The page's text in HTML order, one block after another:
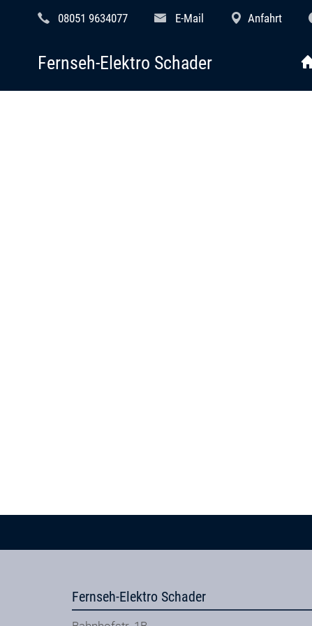
08051 9634077 E-Mail Anfahrt
Fernseh-Elektro Schader
Fernseh-Elektro Schader